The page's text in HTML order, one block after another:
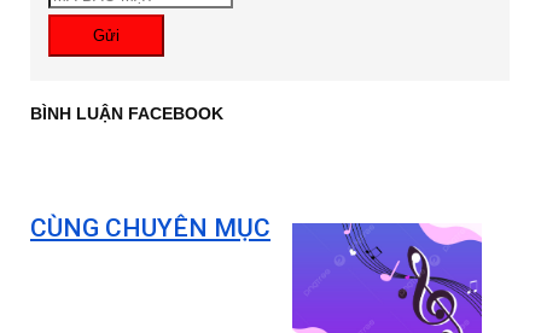
Gửi
BÌNH LUẬN FACEBOOK
CÙNG CHUYÊN MỤC